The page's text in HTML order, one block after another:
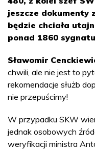
jeszcze dokumenty
będzie chciała
ponad 1860
Sławomir
chwili, ale nie jest to
rekomendacje służb
nie przepuścimy!
W przypadku SKW
jednak osobowych
weryfikacji ministra